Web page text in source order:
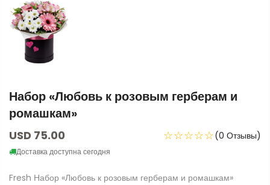
Набор «Любовь к розовым герберам и
ромашкам»
USD 75.00
Доставка доступна сегодня
☆☆☆☆☆(0 Отзывы)
Fresh Набор «Любовь к розовым герберам и ромашкам»